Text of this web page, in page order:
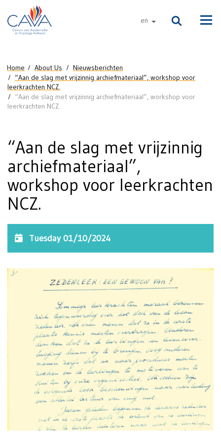
Skip to main content
en other languages
You are here
Home About Us
Nieuwsberichten
“Aan de slag met vrijzinnig archiefmateriaal”, workshop voor
leerkrachten NCZ.
“Aan de slag met vrijzinnig archiefmateriaal”, workshop voor
leerkrachten NCZ.
“Aan de slag met vrijzinnig
archiefmateriaal”,
workshop voor leerkrachten
NCZ.
Tuesday 01/10/2024